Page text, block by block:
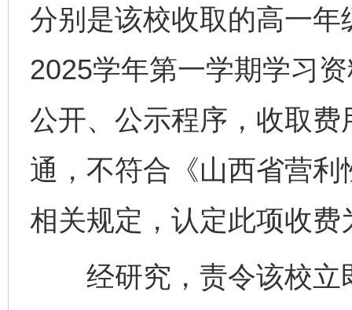
分别是该校收取的高一
2025学年第一学期学习
公开、公示程序，收取
通，不符合《山西省营
相关规定，认定此项收费
经研究，责令该校立